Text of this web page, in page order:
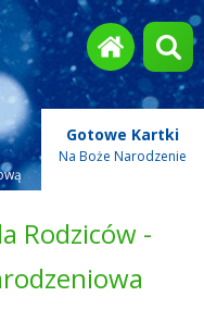
Gotowe Kartki
Na Boże Narodzenie
Rodziców -